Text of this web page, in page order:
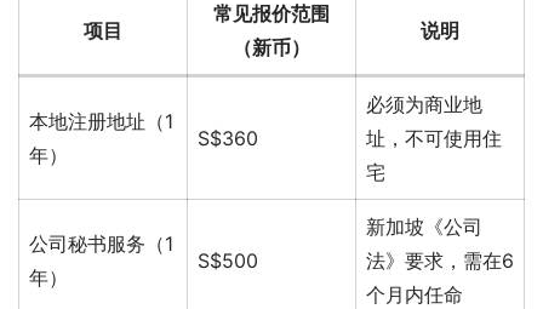
项目
常见报价范围
（新币）
说明
本地注册地址（1
年）
S$360
必须为商业地
址，不可使用住
宅
公司秘书服务（1
年）
S$500
新加坡《公司
法》要求，需在6
个月内任命